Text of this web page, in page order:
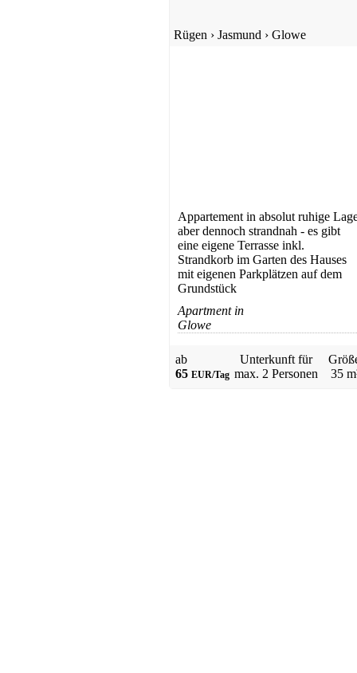
Apartmenthaus
Zudar
Rügen › Jasmund › Glowe
Appartement in absolut ruhige
aber dennoch strandnah - es gibt
eine eigene Terrasse inkl.
Strandkorb im Garten des Hauses
mit eigenen Parkplätzen auf dem
Grundstück
Apartment in
Glowe
ab
65 EUR/Tag
Unterkunft für
max. 2 Personen
35